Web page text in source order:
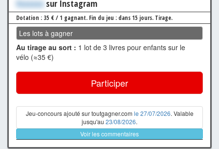
Xxxxxxx sur Instagram
Dotation : 35 € / 1 gagnant. Fin du jeu : dans 15 jours. Tirage.
Les lots à gagner
Au tirage au sort : 1 lot de 3 livres pour enfants sur le
vélo (≈35 €)
Participer
Jeu-concours ajouté sur toutgagner.com le 27/07/2026. Valable
jusqu'au 23/08/2026.
Voir les commentaires